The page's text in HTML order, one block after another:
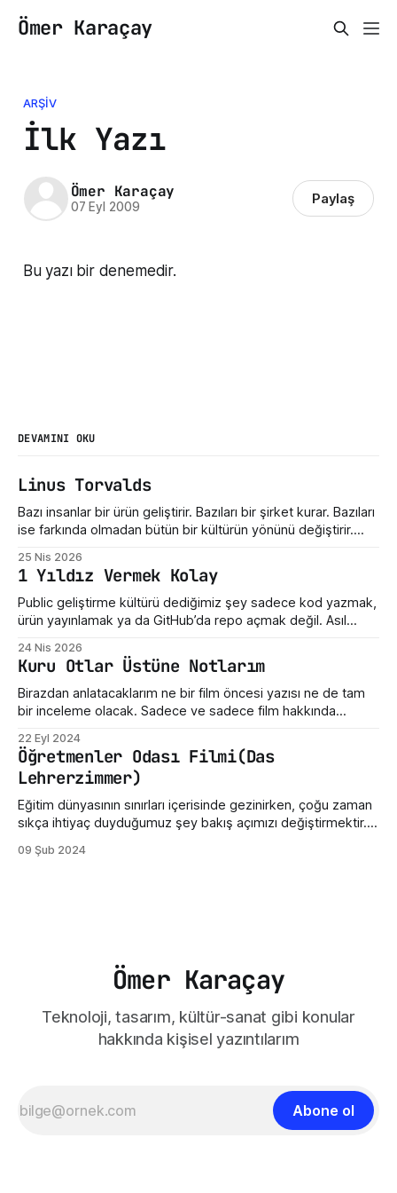
Ömer Karaçay
ARŞIV
İlk Yazı
Ömer Karaçay
07 Eyl 2009 Paylaş
Bu yazı bir denemedir.
DEVAMINI OKU
Linus Torvalds
Bazı insanlar bir ürün geliştirir. Bazıları bir şirket kurar. Bazıları
ise farkında olmadan bütün bir kültürün yönünü değiştirir.
şey sadece bir işletim sistemi çekirdeği değil. Sunucuların,
telefonların, gömülü sistemlerin, süper bilgisayarların,
geliştirici araçlarının ve modern internet altyapısının sessiz
taşıyıcılarından biri. Ama hikayenin
25 Nis 2026
1 Yıldız Vermek Kolay
Public geliştirme kültürü dediğimiz şey sadece kod yazmak,
ürün yayınlamak ya da GitHub’da repo açmak değil. Asıl
gördüğümüzde ne yaptığımız. Eksik bir özellik fark
ettiğimizde nasıl konuştuğumuz. Bir geliştiricinin henüz
olgunlaşmamış fikrine verdiğimiz tepki. Maalesef bizde çoğu
zaman bu kültür destek
24 Nis 2026
Kuru Otlar Üstüne Notlarım
Birazdan anlatacaklarım ne bir film öncesi yazısı ne de tam
bir inceleme olacak. Sadece ve sadece film hakkında
Ceylan'ın son filmi "Kuru Otlar Üstüne" filmini izledim ve filmin
etkisi üzerimdeyken bir şeyler karalamak istedim. Açıkçası,
bu film beni
22 Eyl 2024
Öğretmenler Odası Filmi(Das
Lehrerzimmer)
Eğitim dünyasının sınırları içerisinde gezinirken, çoğu zaman
sıkça ihtiyaç duyduğumuz şey bakış açımızı değiştirmektir.
Öğretmenler Odası filmi, gerçek bir öğretmen odasının iç
09 Şub 2024
Ömer Karaçay
Teknoloji, tasarım, kültür-sanat gibi konular
hakkında kişisel yazıntılarım
Abone ol